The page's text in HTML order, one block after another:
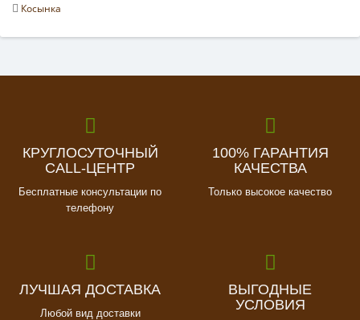
Косынка
КРУГЛОСУТОЧНЫЙ
CALL-ЦЕНТР
Бесплатные консультации по
телефону
100% ГАРАНТИЯ
КАЧЕСТВА
Только высокое качество
ЛУЧШАЯ ДОСТАВКА
Любой вид доставки
ВЫГОДНЫЕ
УСЛОВИЯ